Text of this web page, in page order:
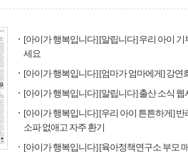
[아이가 행복입니다] [알립니다] 우리 아이 기
세요
[아이가 행복입니다] [엄마가 엄마에게] 강연
[아이가 행복입니다] [알립니다] 출산 소식
[아이가 행복입니다] [우리 아이 튼튼하게]
소파 없애고 자주 환기
[아이가 행복입니다] [육아정책연구소 부모